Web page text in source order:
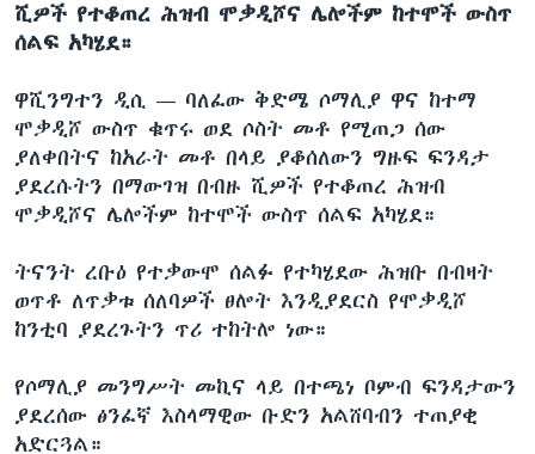
ሺዎች የተቆጠረ ሕዝብ ሞቃዲሾና ሌሎችም ከተሞች ውስጥ
ሰልፍ አካሄደ።
ዋሺንግተን ዲሲ — ባለፈው ቅድሜ ሶማሊያ ዋና ከተማ
ሞቃዲሾ ውስጥ ቁጥሩ ወደ ሶስት መቶ የሚጠጋ ሰው
ያለቀበትና ከአራት መቶ በላይ ያቆሰለውን ግዙፍ ፍንዳታ
ያደረሱትን በማውገዝ በብዙ ሺዎች የተቆጠረ ሕዝብ
ሞቃዲሾና ሌሎችም ከተሞች ውስጥ ሰልፍ አካሄደ።
ትናንት ረቡዕ የተቃውሞ ሰልፉ የተካሄደው ሕዝቡ በብዛት
ወጥቶ ለጥቃቱ ሰለባዎች ፀሎት እንዲያደርስ የሞቃዲሾ
ከንቲባ ያደረጉትን ጥሪ ተከትሎ ነው።
የሶማሊያ መንግሥት መኪና ላይ በተጫነ ቦምብ ፍንዳታውን
ያደረሰው ፅንፈኛ እስላማዊው ቡድን አልሸባብን ተጠያቂ
አድርጓል።